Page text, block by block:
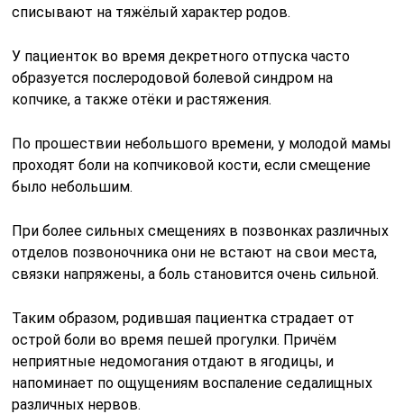
списывают на тяжёлый характер родов.
У пациенток во время декретного отпуска часто
образуется послеродовой болевой синдром на
копчике, а также отёки и растяжения.
По прошествии небольшого времени, у молодой мамы
проходят боли на копчиковой кости, если смещение
было небольшим.
При более сильных смещениях в позвонках различных
отделов позвоночника они не встают на свои места,
связки напряжены, а боль становится очень сильной.
Таким образом, родившая пациентка страдает от
острой боли во время пешей прогулки. Причём
неприятные недомогания отдают в ягодицы, и
напоминает по ощущениям воспаление седалищных
различных нервов.